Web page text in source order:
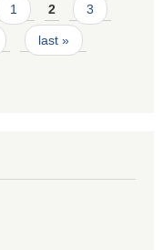
1 2 3
last »